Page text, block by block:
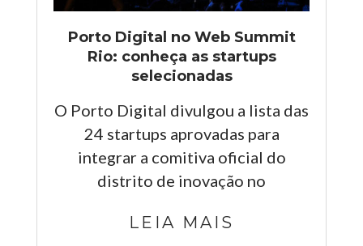
Porto Digital no Web Summit
Rio: conheça as startups
selecionadas
O Porto Digital divulgou a lista das
24 startups aprovadas para
integrar a comitiva oficial do
distrito de inovação no
LEIA MAIS